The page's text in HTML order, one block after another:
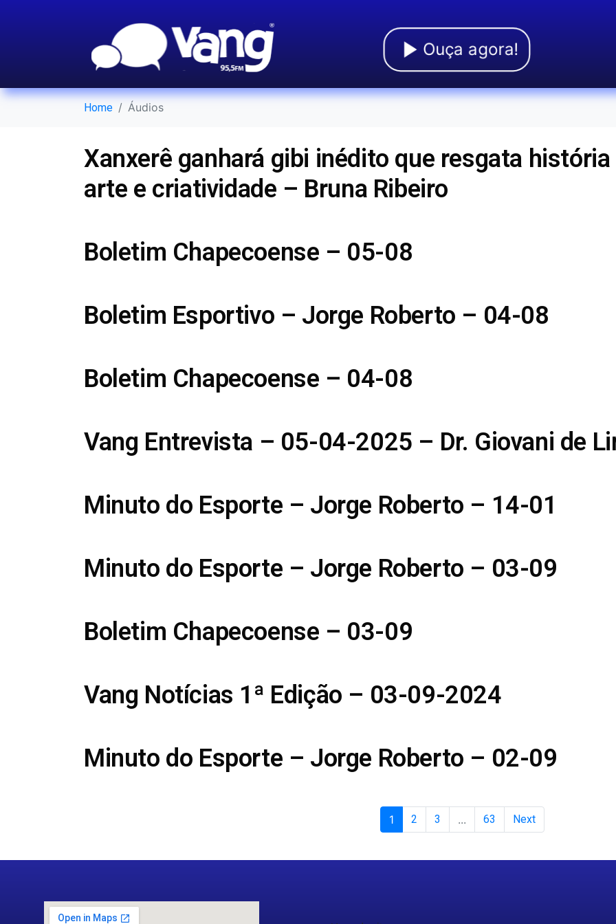
Ouça agora!
Home Áudios
Xanxerê ganhará gibi inédito que resgata
arte e criatividade – Bruna Ribeiro
Boletim Chapecoense – 05-08
Boletim Esportivo – Jorge Roberto – 04-08
Boletim Chapecoense – 04-08
Vang Entrevista – 05-04-2025 – Dr. Giovani de
Minuto do Esporte – Jorge Roberto – 14-01
Minuto do Esporte – Jorge Roberto – 03-09
Boletim Chapecoense – 03-09
Vang Notícias 1ª Edição – 03-09-2024
Minuto do Esporte – Jorge Roberto – 02-09
1 2 3 ... 63 Next